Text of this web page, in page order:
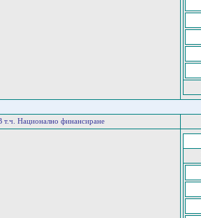
т.ч. Национално финансиране